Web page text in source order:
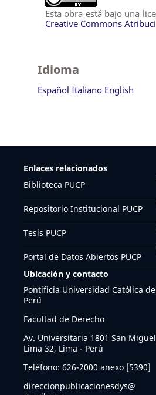
Esta obra está bajo una
Creative Commons
Idioma
Español Italiano English
Enlaces relacionados
Biblioteca PUCP
Repositorio Institucional PUCP
Tesis PUCP
Portal de Datos Abiertos PUCP
Ubicación y contacto
Pontificia Universidad Católica
Perú
Facultad de Derecho
Av. Universitaria 1801 San
Lima 32, Lima - Perú
Teléfono: 626-2000 anexo [5390]
direccionpublicacionesdys@